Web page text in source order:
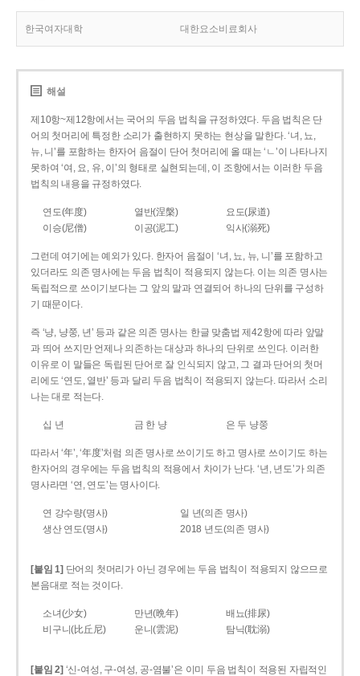
한국여자대학 대한요소비료회사
해설
제10항~제12항에서는 국어의 두음 법칙을 규정하였다. 두음 법칙은 단
어의 첫머리에 특정한 소리가 출현하지 못하는 현상을 말한다. ‘녀, 뇨,
뉴, 니’를 포함하는 한자어 음절이 단어 첫머리에 올 때는 ‘ㄴ’이 나타나지
못하여 ‘여, 요, 유, 이’의 형태로 실현되는데, 이 조항에서는 이러한 두음
법칙의 내용을 규정하였다.
연도(年度) 열반(涅槃)
요도(尿道)
이승(尼僧)
이공(泥工) 익사(溺死)
그런데 여기에는 예외가 있다. 한자어 음절이 ‘녀, 뇨, 뉴, 니’를 포함하고
있더라도 의존 명사에는 두음 법칙이 적용되지 않는다. 이는 의존 명사는
독립적으로 쓰이기보다는 그 앞의 말과 연결되어 하나의 단위를 구성하
기 때문이다.
즉 ‘냥, 냥쭝, 년’ 등과 같은 의존 명사는 한글 맞춤법 제42항에 따라 앞말
과 띄어 쓰지만 언제나 의존하는 대상과 하나의 단위로 쓰인다. 이러한
이유로 이 말들은 독립된 단어로 잘 인식되지 않고, 그 결과 단어의 첫머
리에도 ‘연도, 열반’ 등과 달리 두음 법칙이 적용되지 않는다. 따라서 소리
나는 대로 적는다.
십 년 금 한 냥 은 두 냥쭝
따라서 ‘年’, ‘年度’처럼 의존 명사로 쓰이기도 하고 명사로 쓰이기도 하는
한자어의 경우에는 두음 법칙의 적용에서 차이가 난다. ‘년, 년도’가 의존
명사라면 ‘연, 연도’는 명사이다.
연 강수량(명사)
일 년(의존 명사)
생산 연도(명사)
2018 년도(의존 명사)
[붙임 1] 단어의 첫머리가 아닌 경우에는 두음 법칙이 적용되지 않으므로
본음대로 적는 것이다.
소녀(少女) 만년(晩年)
배뇨(排尿)
비구니(比丘尼)
운니(雲泥) 탐닉(耽溺)
[붙임 2] ‘신-여성, 구-여성, 공-염불’은 이미 두음 법칙이 적용된 자립적인